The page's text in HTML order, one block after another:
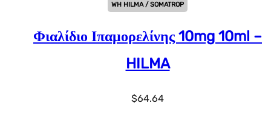
WH HILMA / SOMATROP
Φιαλίδιο Ιπαμορελίνης 10mg 10ml –
HILMA
$64.64